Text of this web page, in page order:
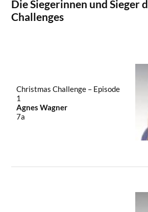
Die Siegerinnen und Sieger
Challenges
Christmas Challenge – Episode
1
Agnes Wagner
7a